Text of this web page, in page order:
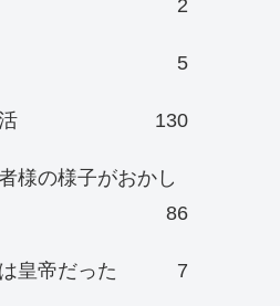
2
5
130
様の様子がおかし
86
皇帝だった 7